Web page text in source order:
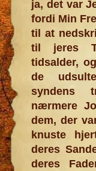
ja, det var
fordi Min
til at
til jeres
tidsalder,
de
syndens
nærmere
dem, der
knuste
deres
deres